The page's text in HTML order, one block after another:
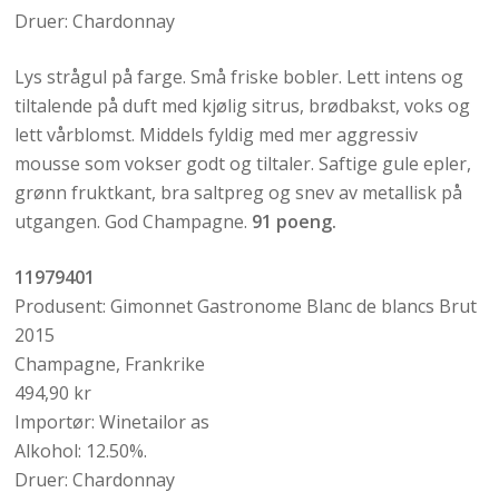
Druer: Chardonnay
Lys strågul på farge. Små friske bobler. Lett intens og
tiltalende på duft med kjølig sitrus, brødbakst, voks og
lett vårblomst. Middels fyldig med mer aggressiv
mousse som vokser godt og tiltaler. Saftige gule epler,
grønn fruktkant, bra saltpreg og snev av metallisk på
utgangen. God Champagne. 91 poeng.
11979401
Produsent: Gimonnet Gastronome Blanc de blancs Brut
2015
Champagne, Frankrike
494,90 kr
Importør: Winetailor as
Alkohol: 12.50%.
Druer: Chardonnay